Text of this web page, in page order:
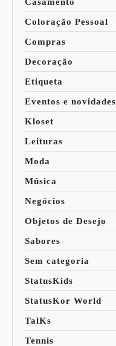
Coloração Pessoal
Compras
Decoração
Etiqueta
Eventos e novidades
Kloset
Leituras
Moda
Música
Negócios
Objetos de Desejo
Sabores
Sem categoria
StatusKids
StatusKor World
TalKs
Tennis